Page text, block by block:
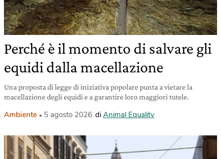
Perché è il momento di salvare gli
equidi dalla macellazione
Una proposta di legge di iniziativa popolare punta a vietare la
macellazione degli equidi e a garantire loro maggiori tutele.
Ambiente 5 agosto 2026 di Animal Equality